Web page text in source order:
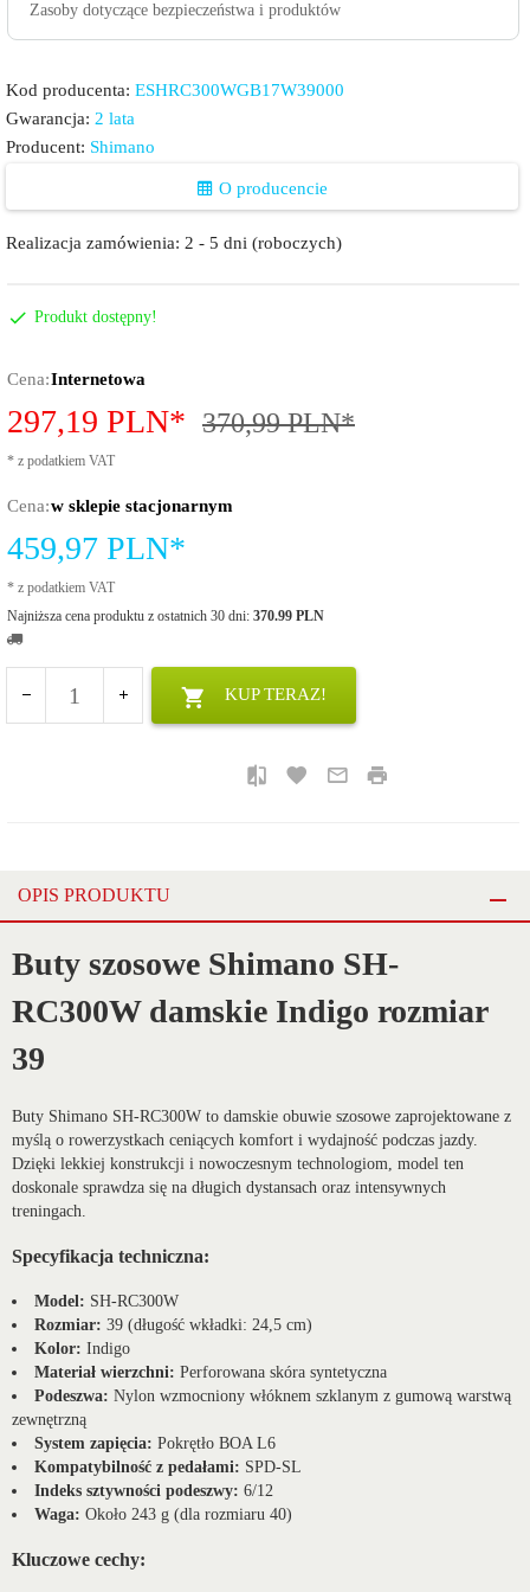
Zasoby dotyczące bezpieczeństwa i produktów
Kod producenta: ESHRC300WGB17W39000
Gwarancja: 2 lata
Producent: Shimano
O producencie
Realizacja zamówienia: 2 - 5 dni (roboczych)
Produkt dostępny!
Cena:Internetowa
297,19 PLN* 370,99 PLN*
* z podatkiem VAT
Cena:w sklepie stacjonarnym
459,97 PLN*
* z podatkiem VAT
Najniższa cena produktu z ostatnich 30 dni: 370.99 PLN
KUP TERAZ!
OPIS PRODUKTU
Buty szosowe Shimano SH-
RC300W damskie Indigo rozmiar
39
Buty Shimano SH-RC300W to damskie obuwie szosowe zaprojektowane z
myślą o rowerzystkach ceniących komfort i wydajność podczas jazdy.
Dzięki lekkiej konstrukcji i nowoczesnym technologiom, model ten
doskonale sprawdza się na długich dystansach oraz intensywnych
treningach.
Specyfikacja techniczna:
Model: SH-RC300W
Rozmiar: 39 (długość wkładki: 24,5 cm)
Kolor: Indigo
Materiał wierzchni: Perforowana skóra syntetyczna
Podeszwa: Nylon wzmocniony włóknem szklanym z gumową warstwą
zewnętrzną
System zapięcia: Pokrętło BOA L6
Kompatybilność z pedałami: SPD-SL
Indeks sztywności podeszwy: 6/12
Waga: Około 243 g (dla rozmiaru 40)
Kluczowe cechy: